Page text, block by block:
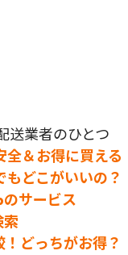
送業者のひとつ
＆お得に買える
どこがいいの？
サービス
索
どっちがお得？